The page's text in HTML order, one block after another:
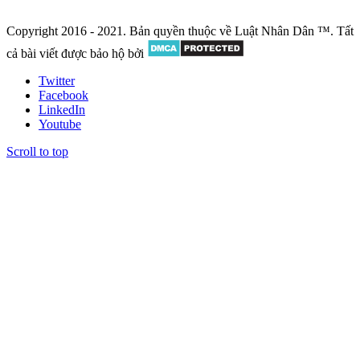
Copyright 2016 - 2021. Bản quyền thuộc về Luật Nhân Dân ™. Tất
cả bài viết được bảo hộ bởi
Twitter
Facebook
LinkedIn
Youtube
Scroll to top